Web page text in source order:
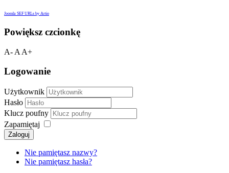
Joomla SEF URLs by Artio
Powiększ czcionkę
A- A A+
Logowanie
Użytkownik
Hasło
Klucz poufny
Zapamiętaj
Zaloguj
Nie pamiętasz nazwy?
Nie pamiętasz hasła?